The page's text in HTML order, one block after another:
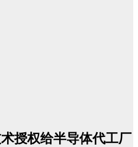
授权给半导体代工厂